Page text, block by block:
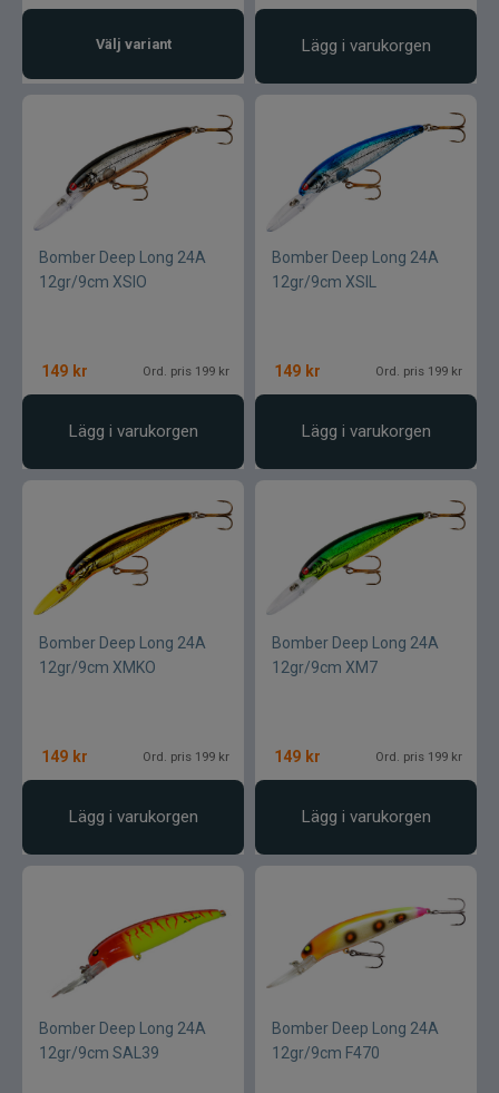
Välj variant Lägg i varukorgen
Bomber Deep Long 24A
12gr/9cm XSIO
149 kr Ord. pris 199 kr
Lägg i varukorgen
Bomber Deep Long 24A
12gr/9cm XSIL
149 kr Ord. pris 199 kr
Lägg i varukorgen
Bomber Deep Long 24A
12gr/9cm XMKO
149 kr Ord. pris 199 kr
Lägg i varukorgen
Bomber Deep Long 24A
12gr/9cm XM7
149 kr Ord. pris 199 kr
Lägg i varukorgen
Bomber Deep Long 24A
12gr/9cm SAL39
Bomber Deep Long 24A
12gr/9cm F470